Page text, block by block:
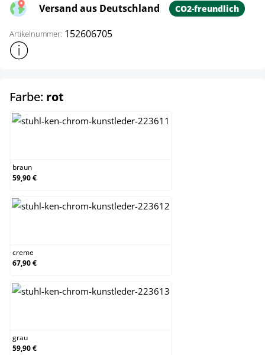
Versand aus Deutschland CO2-freundlich
Artikelnummer: 152606705
Weitere Produktinformationen anzeigen
Farbe: rot
braun
59,90 €
creme
67,90 €
grau
59,90 €